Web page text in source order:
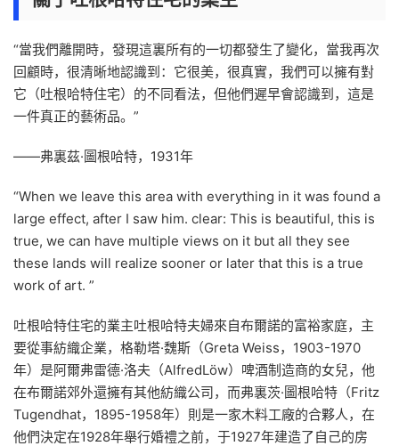
“當我們離開時，發現這裏所有的一切都發生了變化，當我再次
回顧時，很清晰地認識到：它很美，很真實，我們可以擁有對
它（吐根哈特住宅）的不同看法，但他們遲早會認識到，這是
一件真正的藝術品。”
——弗裏茲·圖根哈特，1931年
“When we leave this area with everything in it was found a
large effect, after I saw him. clear: This is beautiful, this is
true, we can have multiple views on it but all they see
these lands will realize sooner or later that this is a true
work of art. ”
吐根哈特住宅的業主吐根哈特夫婦來自布爾諾的富裕家庭，主
要從事紡織企業，格勒塔·魏斯（Greta Weiss，1903-1970
年）是阿爾弗雷德·洛夫（AlfredLöw）啤酒制造商的女兒，他
在布爾諾郊外還擁有其他紡織公司，而弗裏茨·圖根哈特（Fritz
Tugendhat，1895-1958年）則是一家木料工廠的合夥人，在
他們決定在1928年舉行婚禮之前，于1927年建造了自己的房